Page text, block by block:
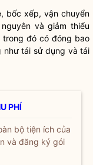
bốc xếp, vận chuyển
và giảm thiểu
đó có đóng bao
như tái sử dụng và tái
PHÍ
bộ tiện ích của
và đăng ký gói